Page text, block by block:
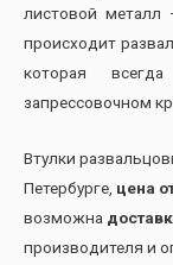
листовой
происходит
которая
запрессовочном
Втулки
Петербурге, цена
возможна
производителя и